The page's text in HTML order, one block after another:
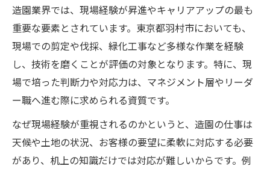
造園業界では、現場経験が昇進やキャリアアップの最も
重要な要素とされています。東京都羽村市においても、
現場での剪定や伐採、緑化工事など多様な作業を経験
し、技術を磨くことが評価の対象となります。特に、現
場で培った判断力や対応力は、マネジメント層やリーダ
ー職へ進む際に求められる資質です。
なぜ現場経験が重視されるのかというと、造園の仕事は
天候や土地の状況、お客様の要望に柔軟に対応する必要
があり、机上の知識だけでは対応が難しいからです。例